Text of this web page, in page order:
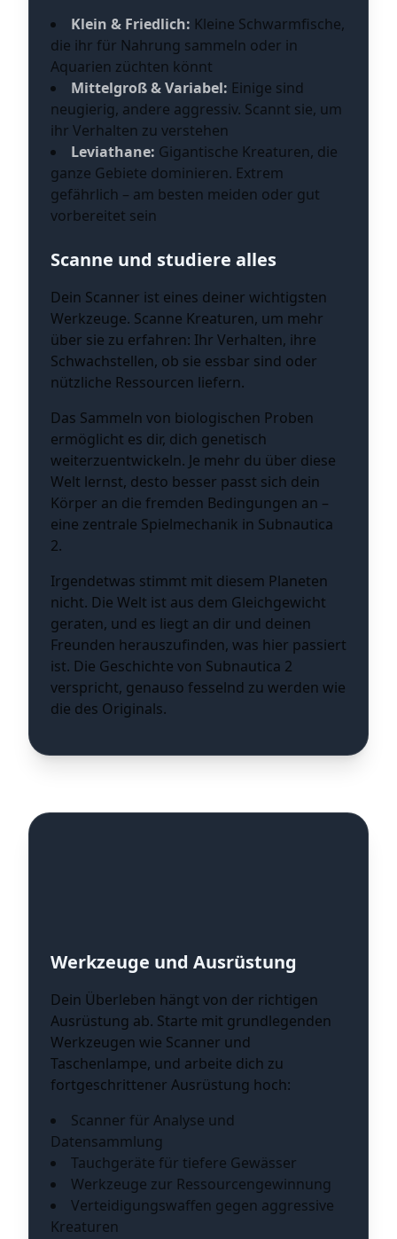
Klein & Friedlich: Kleine Schwarmfische,
die ihr für Nahrung sammeln oder in
Aquarien züchten könnt
Mittelgroß & Variabel: Einige sind
neugierig, andere aggressiv. Scannt sie, um
ihr Verhalten zu verstehen
Leviathane: Gigantische Kreaturen, die
ganze Gebiete dominieren. Extrem
gefährlich – am besten meiden oder gut
vorbereitet sein
Scanne und studiere alles
Dein Scanner ist eines deiner wichtigsten
Werkzeuge. Scanne Kreaturen, um mehr
über sie zu erfahren: Ihr Verhalten, ihre
Schwachstellen, ob sie essbar sind oder
nützliche Ressourcen liefern.
Das Sammeln von biologischen Proben
ermöglicht es dir, dich genetisch
weiterzuentwickeln. Je mehr du über diese
Welt lernst, desto besser passt sich dein
Körper an die fremden Bedingungen an –
eine zentrale Spielmechanik in Subnautica
2.
Irgendetwas stimmt mit diesem Planeten
nicht. Die Welt ist aus dem Gleichgewicht
geraten, und es liegt an dir und deinen
Freunden herauszufinden, was hier passiert
ist. Die Geschichte von Subnautica 2
verspricht, genauso fesselnd zu werden wie
die des Originals.
Werkzeuge und Ausrüstung
Dein Überleben hängt von der richtigen
Ausrüstung ab. Starte mit grundlegenden
Werkzeugen wie Scanner und
Taschenlampe, und arbeite dich zu
fortgeschrittener Ausrüstung hoch:
Scanner für Analyse und
Datensammlung
Tauchgeräte für tiefere Gewässer
Werkzeuge zur Ressourcengewinnung
Verteidigungswaffen gegen aggressive
Kreaturen